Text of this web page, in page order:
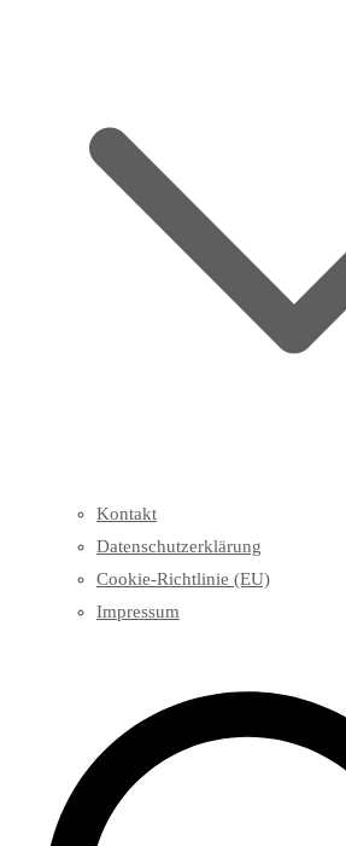
Kontakt
Datenschutzerklärung
Cookie-Richtlinie (EU)
Impressum